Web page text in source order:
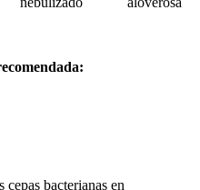
cepas bacterianas en